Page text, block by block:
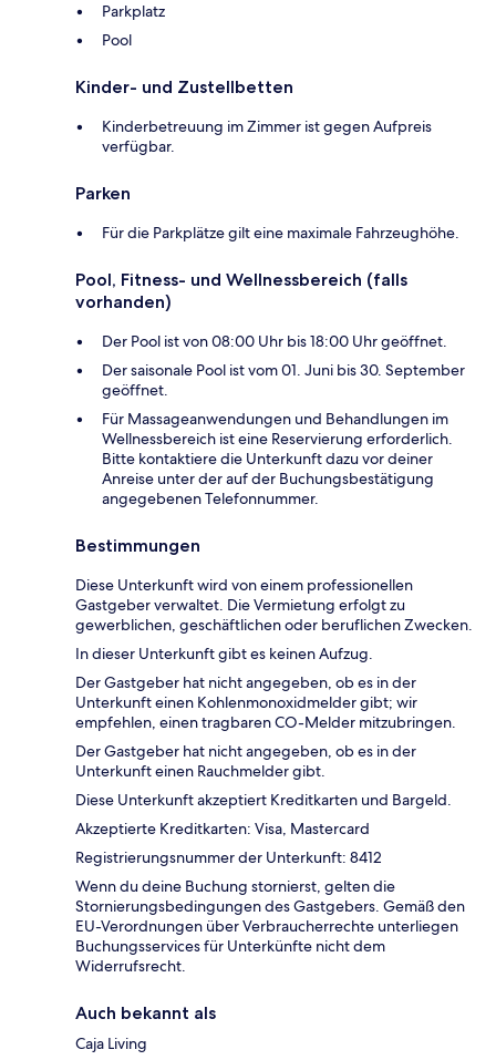
Parkplatz
Pool
Kinder- und Zustellbetten
Kinderbetreuung im Zimmer ist gegen Aufpreis
verfügbar.
Parken
Für die Parkplätze gilt eine maximale Fahrzeughöhe.
Pool, Fitness- und Wellnessbereich (falls
vorhanden)
Der Pool ist von 08:00 Uhr bis 18:00 Uhr geöffnet.
Der saisonale Pool ist vom 01. Juni bis 30. September
geöffnet.
Für Massageanwendungen und Behandlungen im
Wellnessbereich ist eine Reservierung erforderlich.
Bitte kontaktiere die Unterkunft dazu vor deiner
Anreise unter der auf der Buchungsbestätigung
angegebenen Telefonnummer.
Bestimmungen
Diese Unterkunft wird von einem professionellen
Gastgeber verwaltet. Die Vermietung erfolgt zu
gewerblichen, geschäftlichen oder beruflichen Zwecken.
In dieser Unterkunft gibt es keinen Aufzug.
Der Gastgeber hat nicht angegeben, ob es in der
Unterkunft einen Kohlenmonoxidmelder gibt; wir
empfehlen, einen tragbaren CO-Melder mitzubringen.
Der Gastgeber hat nicht angegeben, ob es in der
Unterkunft einen Rauchmelder gibt.
Diese Unterkunft akzeptiert Kreditkarten und Bargeld.
Akzeptierte Kreditkarten: Visa, Mastercard
Registrierungsnummer der Unterkunft: 8412
Wenn du deine Buchung stornierst, gelten die
Stornierungsbedingungen des Gastgebers. Gemäß den
EU-Verordnungen über Verbraucherrechte unterliegen
Buchungsservices für Unterkünfte nicht dem
Widerrufsrecht.
Auch bekannt als
Caja Living